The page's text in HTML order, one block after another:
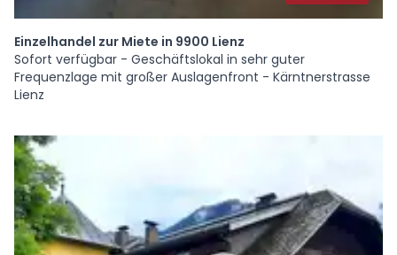
Einzelhandel zur Miete in 9900 Lienz
Sofort verfügbar - Geschäftslokal in sehr guter
Frequenzlage mit großer Auslagenfront - Kärntnerstrasse
Lienz